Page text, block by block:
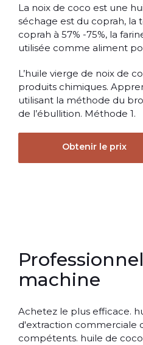
La noix de coco est une
séchage est du coprah, la
coprah à 57% -75%, la
utilisée comme aliment
L’huile vierge de noix de
produits chimiques.
utilisant la méthode du
de l’ébullition. Méthode 1.
Obtenir le prix
machine
Achetez le plus efficace.
d'extraction commerciale
compétents. huile de